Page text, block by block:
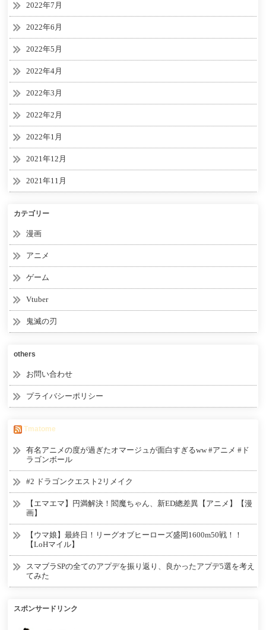
2022年7月
2022年6月
2022年5月
2022年4月
2022年3月
2022年2月
2022年1月
2021年12月
2021年11月
カテゴリー
漫画
アニメ
ゲーム
Vtuber
鬼滅の刃
others
お問い合わせ
プライバシーポリシー
Tmatome
有名アニメの度が過ぎたオマージュが面白すぎるww #アニメ #ド
ラゴンボール
#2 ドラゴンクエスト2リメイク
【エマエマ】円満解決！閻魔ちゃん、新ED總差異【アニメ】【漫
画】
【ウマ娘】最終日！リーグオブヒーローズ盛岡1600m50戦！！
【LoHマイル】
スマブラSPの全てのアプデを振り返り、良かったアプデ5選を考え
てみた
スポンサードリンク